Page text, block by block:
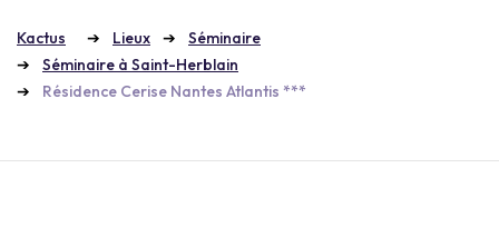
Kactus Lieux
Séminaire
Séminaire à Saint-Herblain
Résidence Cerise Nantes Atlantis ***